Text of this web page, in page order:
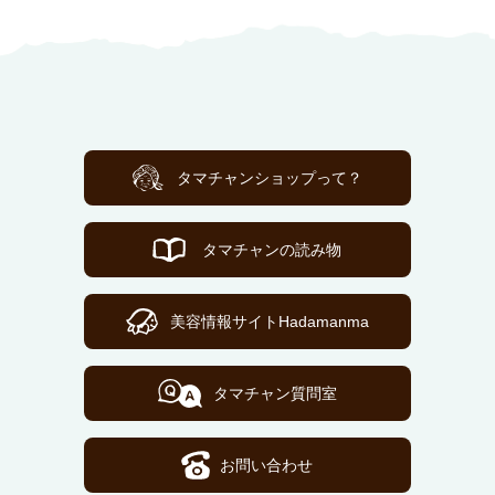
タマチャンショップって？
タマチャンの読み物
美容情報サイトHadamanma
タマチャン質問室
お問い合わせ